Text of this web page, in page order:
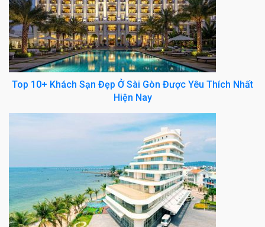
Top 10+ Khách Sạn Đẹp Ở Sài Gòn Được Yêu Thích Nhất
Hiện Nay